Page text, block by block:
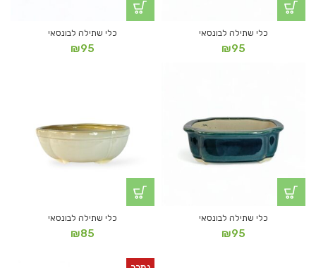
כלי שתילה לבונסאי
₪95
כלי שתילה לבונסאי
₪95
כלי שתילה לבונסאי
₪95
כלי שתילה לבונסאי
₪85